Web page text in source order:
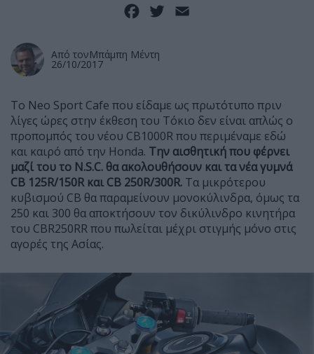
Facebook
Twitter
Από τονΜπάμπη Μέντη
26/10/2017
Το Neo Sport Cafe που είδαμε ως πρωτότυπο πριν
λίγες ώρες στην έκθεση του Τόκιο δεν είναι απλώς ο
προπομπός του νέου CB1000R που περιμέναμε εδώ
και καιρό από την Honda. Την αισθητική που φέρνει
μαζί του το N.S.C. θα ακολουθήσουν και τα νέα γυμνά
CB 125R/150R καιCB 250R/300R. Τα μικρότερου
κυβισμού CB θα παραμείνουν μονοκύλινδρα, όμως τα
250 και 300 θα αποκτήσουν τον δικύλινδρο κινητήρα
του CBR250RR που πωλείται μέχρι στιγμής μόνο στις
αγορές της Ασίας.